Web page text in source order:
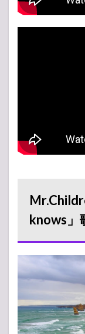
ほ
こ』
knows」